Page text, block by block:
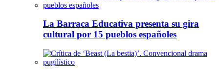
La Barraca Educativa presenta su gira
cultural por 15 pueblos españoles